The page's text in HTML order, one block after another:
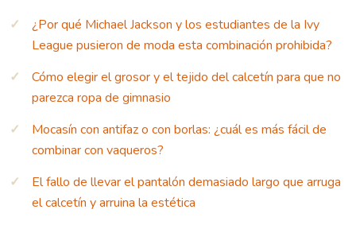
¿Por qué Michael Jackson y los estudiantes de la Ivy
League pusieron de moda esta combinación prohibida?
Cómo elegir el grosor y el tejido del calcetín para que no
parezca ropa de gimnasio
Mocasín con antifaz o con borlas: ¿cuál es más fácil de
combinar con vaqueros?
El fallo de llevar el pantalón demasiado largo que arruga
el calcetín y arruina la estética